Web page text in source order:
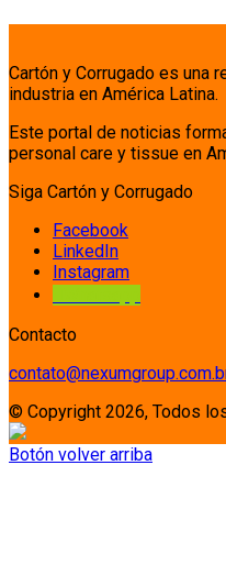
Cartón y Corrugado es una
industria en América Latina.
Este portal de noticias
personal care y tissue en
Siga Cartón y Corrugado
Facebook
LinkedIn
Instagram
Contacto
© Copyright 2026, Todos
Botón volver arriba